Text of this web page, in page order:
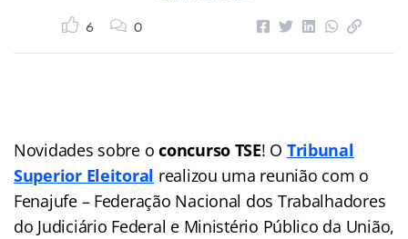
6 0
Novidades sobre oconcurso TSE! O Tribunal
Superior Eleitoral realizou uma reunião com o
Fenajufe – Federação Nacional dos Trabalhadores
do Judiciário Federal e Ministério Público da União,